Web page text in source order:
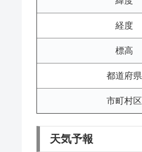
経度
標高
都道府県
市町村区
天気予報